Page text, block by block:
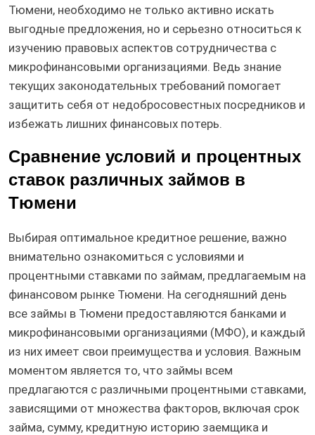
Тюмени, необходимо не только активно искать
выгодные предложения, но и серьезно относиться к
изучению правовых аспектов сотрудничества с
микрофинансовыми организациями. Ведь знание
текущих законодательных требований помогает
защитить себя от недобросовестных посредников и
избежать лишних финансовых потерь.
Сравнение условий и процентных
ставок различных займов в
Тюмени
Выбирая оптимальное кредитное решение, важно
внимательно ознакомиться с условиями и
процентными ставками по займам, предлагаемым на
финансовом рынке Тюмени. На сегодняшний день
все займы в Тюмени предоставляются банками и
микрофинансовыми организациями (МФО), и каждый
из них имеет свои преимущества и условия. Важным
моментом является то, что займы всем
предлагаются с различными процентными ставками,
зависящими от множества факторов, включая срок
займа, сумму, кредитную историю заемщика и